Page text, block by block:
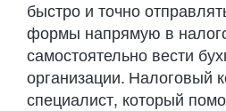
быстро и точно
формы напрямую в
самостоятельно вести
организации. Налоговый
специалист, который